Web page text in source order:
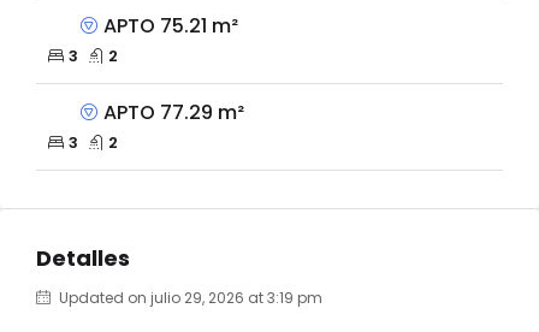
APTO 75.21 m²
3 2
APTO 77.29 m²
3 2
Detalles
Updated on julio 29, 2026 at 3:19 pm